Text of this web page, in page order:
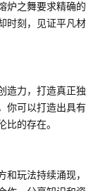
炉之舞要求精确的
时刻，见证平凡材
造力，打造真正独
你可以打造出具有
的存在。
玩法持续涌现，